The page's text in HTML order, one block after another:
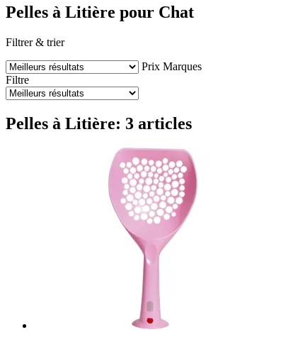
Pelles à Litière pour Chat
Filtrer & trier
Prix Marques
Filtre
Pelles à Litière: 3 articles